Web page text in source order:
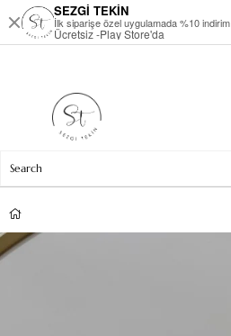
SEZGİ TEKİN
İlk siparişe özel uygulamada %10 indirim
Ücretsiz -Play Store'da